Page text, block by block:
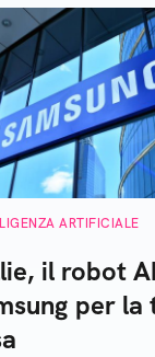
ARTIFICIALE
il robot
per la